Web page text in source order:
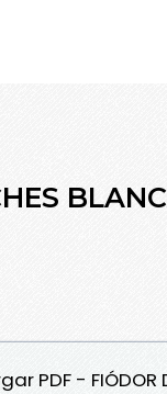
PDF - FIÓDOR